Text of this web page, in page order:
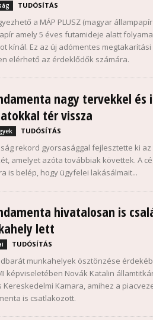
TUDÓSÍTÁS
a MÁP PLUSZ (magyar
amely 5 éves futamideje alatt
kínál. Ez az új adómentes
elérhető az érdeklődők számára.
nagy tervekkel és
tér vissza
TUDÓSÍTÁS
rekord gyorsasággal fejlesztette ki az
amelyet azóta továbbiak követtek. A
is belép, hogy ügyfelei lakásálmait...
hivatalosan is
lett
TUDÓSÍTÁS
munkahelyek ösztönzése
képviseletében Novák Katalin
Kereskedelmi Kamara, amihez a
is csatlakozott.